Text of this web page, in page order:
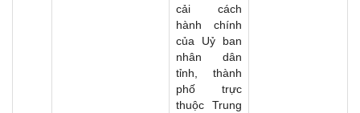
cải cách
hành chính
của Uỷ ban
nhân dân
tỉnh, thành
phố trực
thuộc Trung